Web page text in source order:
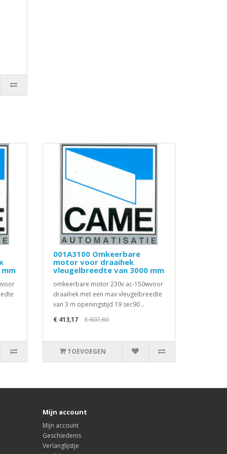
001A3100 Omkeerbare
motor voor draaihek
vleugelbreedte van 3000 mm
omkeerbare motor 230v ac-150wvoor
draaihek met een max vleugelbreedte
van 3 m openingstijd 19 sec90 ..
€ 413,17
€ 607,60
TOEVOEGEN
Mijn account
Mijn account
Geschiedenis
Verlanglijstje